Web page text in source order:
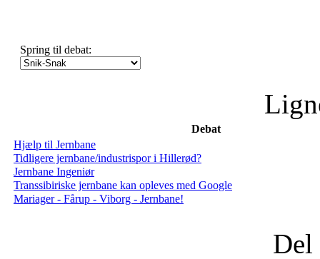
Spring til debat:
Debat
Hjælp til Jernbane
Tidligere jernbane/industrispor i Hillerød?
Jernbane Ingeniør
Transsibiriske jernbane kan opleves med Google
Mariager - Fårup - Viborg - Jernbane!
Del